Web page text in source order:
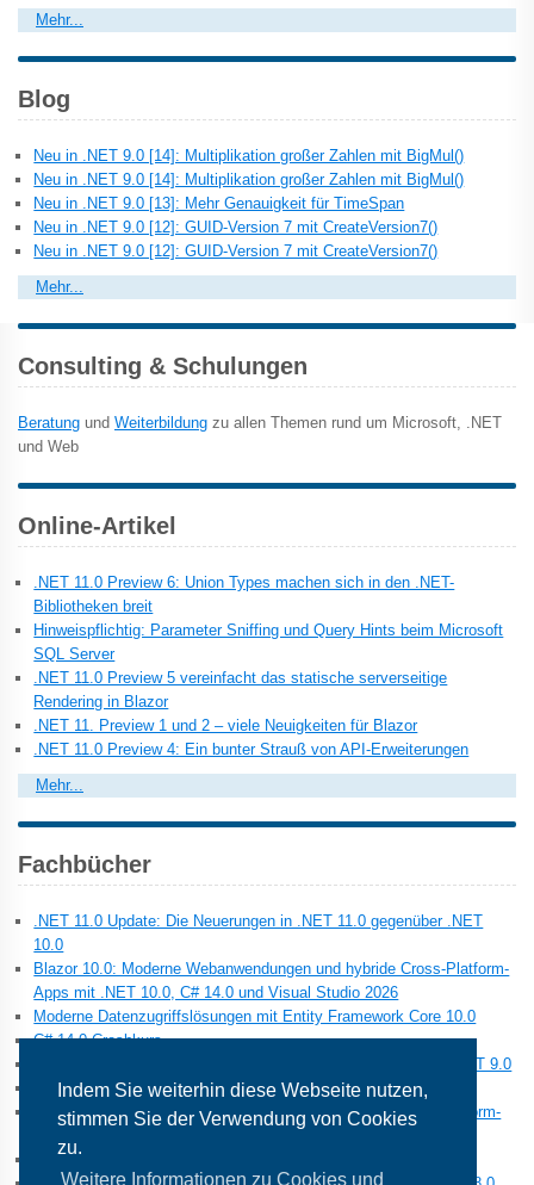
Indem Sie weiterhin diese Webseite nutzen,
stimmen Sie der Verwendung von Cookies
zu.
Weitere Informationen zu Cookies und
Mehr...
Blog
Neu in .NET 9.0 [14]: Multiplikation großer Zahlen mit BigMul()
Neu in .NET 9.0 [14]: Multiplikation großer Zahlen mit BigMul()
Neu in .NET 9.0 [13]: Mehr Genauigkeit für TimeSpan
Neu in .NET 9.0 [12]: GUID-Version 7 mit CreateVersion7()
Neu in .NET 9.0 [12]: GUID-Version 7 mit CreateVersion7()
Mehr...
Consulting & Schulungen
Beratung und Weiterbildung zu allen Themen rund um Microsoft, .NET
und Web
Online-Artikel
.NET 11.0 Preview 6: Union Types machen sich in den .NET-
Bibliotheken breit
Hinweispflichtig: Parameter Sniffing und Query Hints beim Microsoft
SQL Server
.NET 11.0 Preview 5 vereinfacht das statische serverseitige
Rendering in Blazor
.NET 11. Preview 1 und 2 – viele Neuigkeiten für Blazor
.NET 11.0 Preview 4: Ein bunter Strauß von API-Erweiterungen
Mehr...
Fachbücher
.NET 11.0 Update: Die Neuerungen in .NET 11.0 gegenüber .NET
10.0
Blazor 10.0: Moderne Webanwendungen und hybride Cross-Platform-
Apps mit .NET 10.0, C# 14.0 und Visual Studio 2026
Moderne Datenzugriffslösungen mit Entity Framework Core 10.0
C# 14.0 Crashkurs
.NET 10.0 Update: Die Neuerungen in .NET 10.0 gegenüber .NET 9.0
C# 13.0 Crashkurs
Blazor 9.0: Moderne Webanwendungen und hybride Cross-Platform-
Moderne Datenzugriffslösungen mit Entity Framework Core 9.0